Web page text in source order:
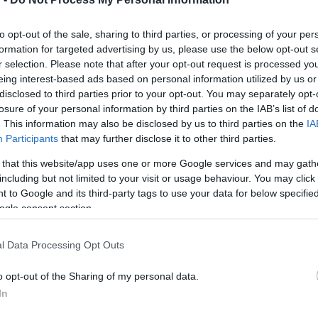
opt-out of the sale, sharing to third parties, or processing of your
for targeted advertising by us, please use the below opt-out
selection. Please note that after your opt-out request is processed
interest-based ads based on personal information utilized by us
to third parties prior to your opt-out. You may separately
of your personal information by third parties on the IAB’s list of
This information may also be disclosed by us to third parties on the
Participants that may further disclose it to other third parties.
that this website/app uses one or more Google services and may
but not limited to your visit or usage behaviour. You may
to Google and its third-party tags to use your data for below
consent section.
Data Processing Opt Outs
opt-out of the Sharing of my personal data.
is megtekinthetők, amely a teljes kiállítási
első állomása pedig Pécs, ahol május 8-tól június 4-ig a
beszélgetést szerveznek a Művészetek és Irodalom
E. Várkonyi Péter és Bánkuti András beszélget, a
PÉCS PÉCSI FOTÓTAVASZ PROGRAM SAJTÓFOTÓ